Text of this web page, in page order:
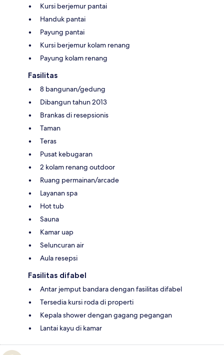
Kursi berjemur pantai
Handuk pantai
Payung pantai
Kursi berjemur kolam renang
Payung kolam renang
Fasilitas
8 bangunan/gedung
Dibangun tahun 2013
Brankas di resepsionis
Taman
Teras
Pusat kebugaran
2 kolam renang outdoor
Ruang permainan/arcade
Layanan spa
Hot tub
Sauna
Kamar uap
Seluncuran air
Aula resepsi
Fasilitas difabel
Antar jemput bandara dengan fasilitas difabel
Tersedia kursi roda di properti
Kepala shower dengan gagang pegangan
Lantai kayu di kamar